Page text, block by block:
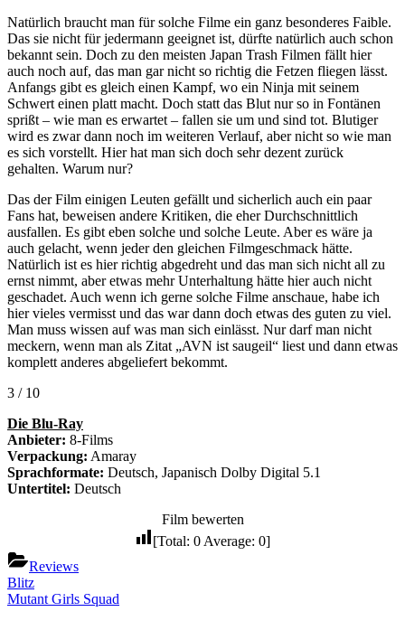
Natürlich braucht man für solche Filme ein ganz besonderes Faible.
Das sie nicht für jedermann geeignet ist, dürfte natürlich auch schon
bekannt sein. Doch zu den meisten Japan Trash Filmen fällt hier
auch noch auf, das man gar nicht so richtig die Fetzen fliegen lässt.
Anfangs gibt es gleich einen Kampf, wo ein Ninja mit seinem
Schwert einen platt macht. Doch statt das Blut nur so in Fontänen
sprißt – wie man es erwartet – fallen sie um und sind tot. Blutiger
wird es zwar dann noch im weiteren Verlauf, aber nicht so wie man
es sich vorstellt. Hier hat man sich doch sehr dezent zurück
gehalten. Warum nur?
Das der Film einigen Leuten gefällt und sicherlich auch ein paar
Fans hat, beweisen andere Kritiken, die eher Durchschnittlich
ausfallen. Es gibt eben solche und solche Leute. Aber es wäre ja
auch gelacht, wenn jeder den gleichen Filmgeschmack hätte.
Natürlich ist es hier richtig abgedreht und das man sich nicht all zu
ernst nimmt, aber etwas mehr Unterhaltung hätte hier auch nicht
geschadet. Auch wenn ich gerne solche Filme anschaue, habe ich
hier vieles vermisst und das war dann doch etwas des guten zu viel.
Man muss wissen auf was man sich einlässt. Nur darf man nicht
meckern, wenn man als Zitat „AVN ist saugeil“ liest und dann etwas
komplett anderes abgeliefert bekommt.
3 / 10
Die Blu-Ray
Anbieter: 8-Films
Verpackung: Amaray
Sprachformate: Deutsch, Japanisch Dolby Digital 5.1
Untertitel: Deutsch
Film bewerten
[Total: 0 Average: 0]
Reviews
Beitragsnavigation
Previous
Post:
Blitz
Next
Mutant Girls Squad